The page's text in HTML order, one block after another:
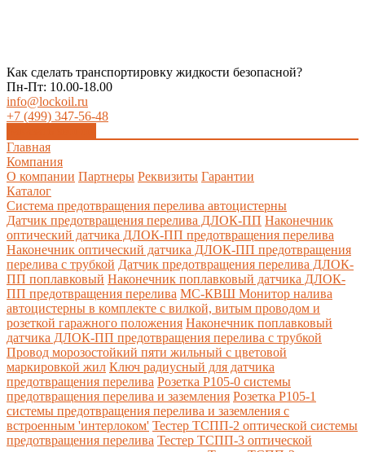
Как сделать транспортировку жидкости безопасной?
Пн-Пт: 10.00-18.00
info@lockoil.ru
+7 (499) 347-56-48
Главная
Компания
О компании Партнеры Реквизиты Гарантии
Каталог
Система предотвращения перелива автоцистерны
Датчик предотвращения перелива ДЛОК-ПП Наконечник
оптический датчика ДЛОК-ПП предотвращения перелива
Наконечник оптический датчика ДЛОК-ПП предотвращения
перелива с трубкой Датчик предотвращения перелива ДЛОК-
ПП поплавковый Наконечник поплавковый датчика ДЛОК-
ПП предотвращения перелива МС-КВШ Монитор налива
автоцистерны в комплекте с вилкой, витым проводом и
розеткой гаражного положения Наконечник поплавковый
датчика ДЛОК-ПП предотвращения перелива с трубкой
Провод морозостойкий пяти жильный с цветовой
маркировкой жил Ключ радиусный для датчика
предотвращения перелива Розетка Р105-0 системы
предотвращения перелива и заземления Розетка Р105-1
системы предотвращения перелива и заземления с
встроенным 'интерлоком' Тестер ТСПП-2 оптической системы
предотвращения перелива Тестер ТСПП-3 оптической